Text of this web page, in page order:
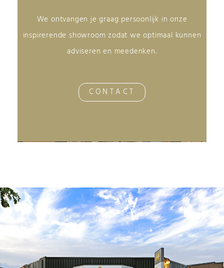
We ontvangen je graag persoonlijk in onze
inspirerende showroom zodat we optimaal kunnen
adviseren en meedenken.
CONTACT